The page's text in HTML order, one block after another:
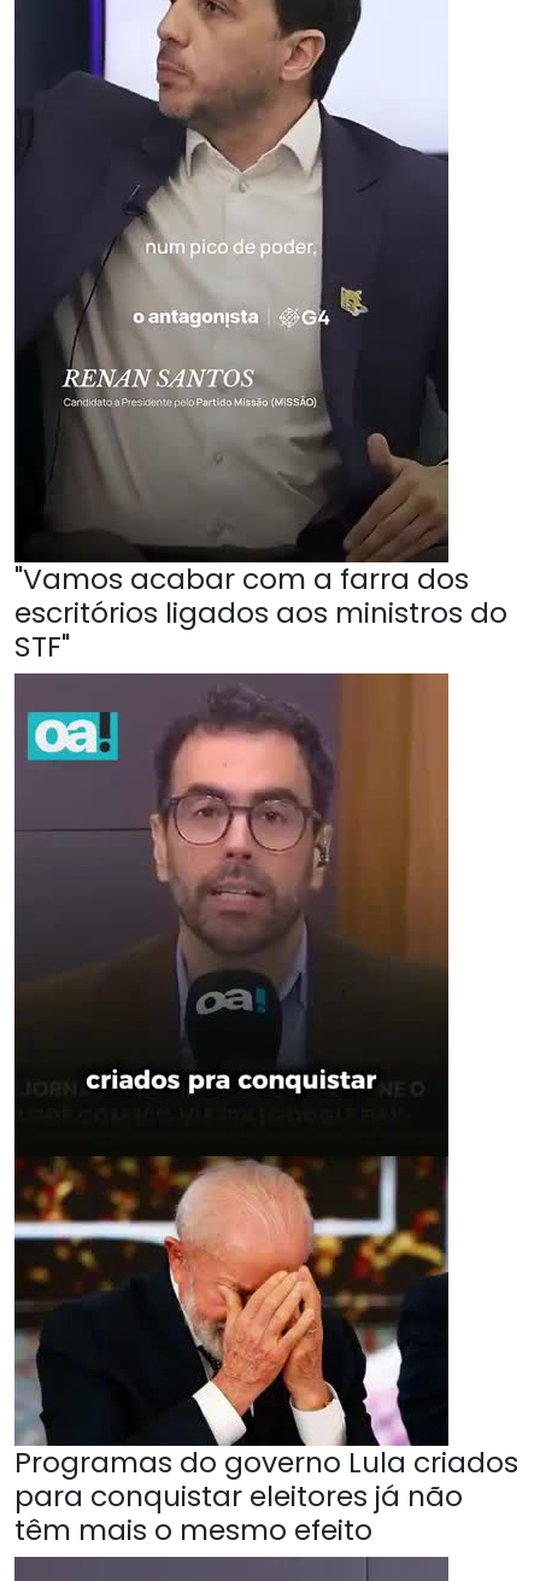
"Vamos acabar com a farra dos
escritórios ligados aos ministros do
STF"
Programas do governo Lula criados
para conquistar eleitores já não
têm mais o mesmo efeito